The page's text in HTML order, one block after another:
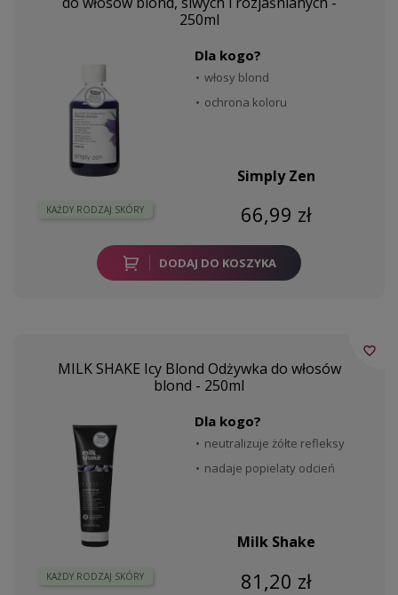
250ml
KAŻDY RODZAJ SKÓRY
Dla kogo?
włosy blond
ochrona koloru
Simply Zen
66,99 zł
DODAJ DO KOSZYKA
MILK SHAKE Icy Blond Odżywka do włosów
blond - 250ml
KAŻDY RODZAJ SKÓRY
Dla kogo?
neutralizuje żółte refleksy
nadaje popielaty odcień
Milk Shake
81,20 zł
favorite_border